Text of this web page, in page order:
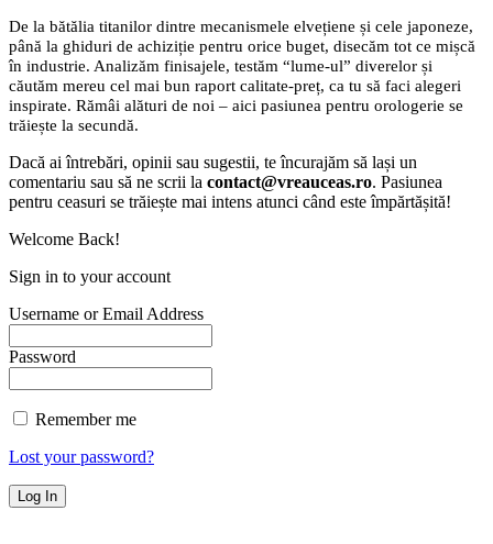
De la bătălia titanilor dintre mecanismele elvețiene și cele japoneze,
până la ghiduri de achiziție pentru orice buget, disecăm tot ce mișcă
în industrie. Analizăm finisajele, testăm “lume-ul” diverelor și
căutăm mereu cel mai bun raport calitate-preț, ca tu să faci alegeri
inspirate. Rămâi alături de noi – aici pasiunea pentru orologerie se
trăiește la secundă.
Dacă ai întrebări, opinii sau sugestii, te încurajăm să lași un
comentariu sau să ne scrii la contact@vreauceas.ro. Pasiunea
pentru ceasuri se trăiește mai intens atunci când este împărtășită!
Welcome Back!
Sign in to your account
Username or Email Address
Password
Remember me
Lost your password?